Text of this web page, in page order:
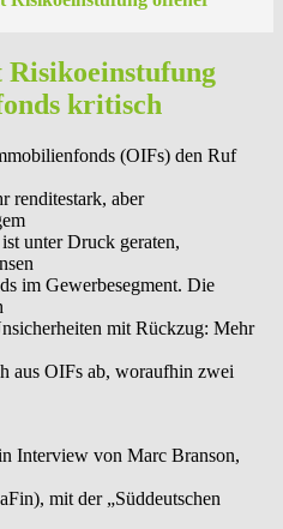
Risikoeinstufung
kritisch
(OIFs) den Ruf
renditestark, aber
unter Druck geraten,
im Gewerbesegment. Die
mit Rückzug: Mehr
aus OIFs ab, woraufhin zwei
Interview von Marc Branson,
mit der „Süddeutschen